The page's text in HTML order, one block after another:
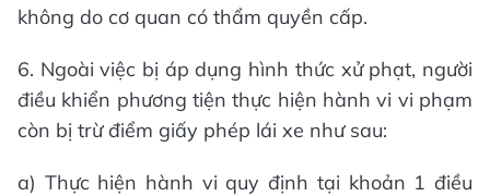
không do cơ quan có thẩm quyền cấp.
6. Ngoài việc bị áp dụng hình thức xử phạt, người
điều khiển phương tiện thực hiện hành vi vi phạm
còn bị trừ điểm giấy phép lái xe như sau:
a) Thực hiện hành vi quy định tại khoản 1 điều